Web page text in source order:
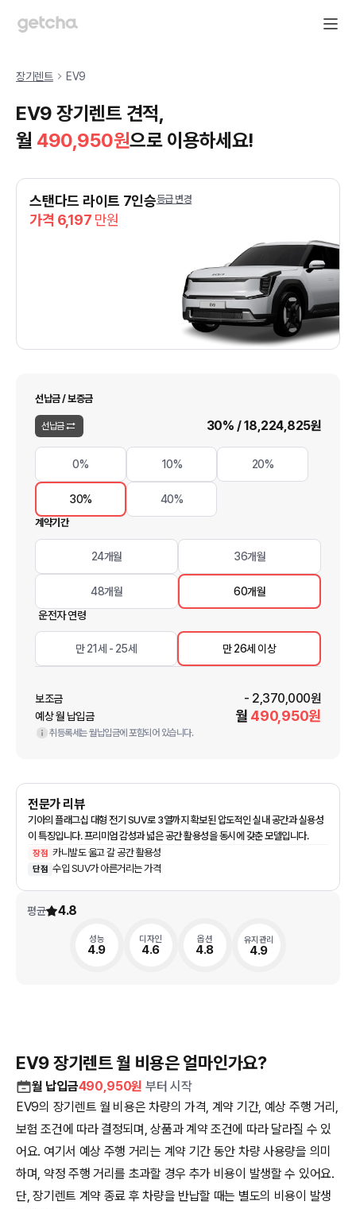
장기렌트 EV9
EV9 장기렌트 견적,
월 490,950원으로 이용하세요!
스탠다드 라이트 7인승등급 변경
가격 6,197 만원
선납금 / 보증금
선납금 30% /18,224,825원
0% 10% 20%
30% 40%
계약기간
24개월 36개월
48개월
60개월
운전자 연령
만 21세 - 25세 만 26세 이상
보조금 - 2,370,000원
예상 월 납입금 월 490,950원
취등록세는 월납입금에 포함되어 있습니다.
전문가 리뷰
기아의 플래그십 대형 전기 SUV로 3열까지 확보된 압도적인 실내 공간과 실용성
이 특징입니다. 프리미엄 감성과 넓은 공간 활용성을 동시에 갖춘 모델입니다.
장점 카니발도 울고 갈 공간 활용성
단점 수입 SUV가 아른거리는 가격
평균 4.8
성능
4.9
디자인
4.6
옵션
4.8
유지관리
4.9
EV9 장기렌트 월 비용은 얼마인가요?
월 납입금490,950원 부터 시작
EV9의 장기렌트 월 비용은 차량의 가격, 계약 기간, 예상 주행 거리,
보험 조건에 따라 결정되며, 상품과 계약 조건에 따라 달라질 수 있
어요. 여기서 예상 주행 거리는 계약 기간 동안 차량 사용량을 의미
하며, 약정 주행 거리를 초과할 경우 추가 비용이 발생할 수 있어요.
단, 장기렌트 계약 종료 후 차량을 반납할 때는 별도의 비용이 발생